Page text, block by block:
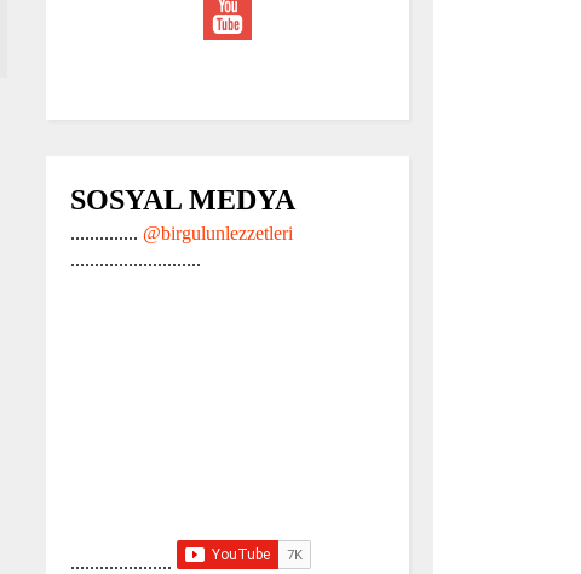
SOSYAL MEDYA
.............. @birgulunlezzetleri
...........................
.....................